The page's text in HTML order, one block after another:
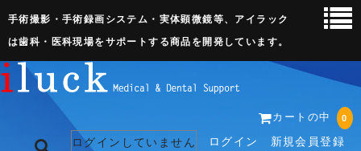
手術撮影・手術録画システム・実体顕微鏡等、アイラック
は歯科・医科現場をサポートする商品を開発しています。
カートの中 0
ログインしていません ログイン 新規会員登録